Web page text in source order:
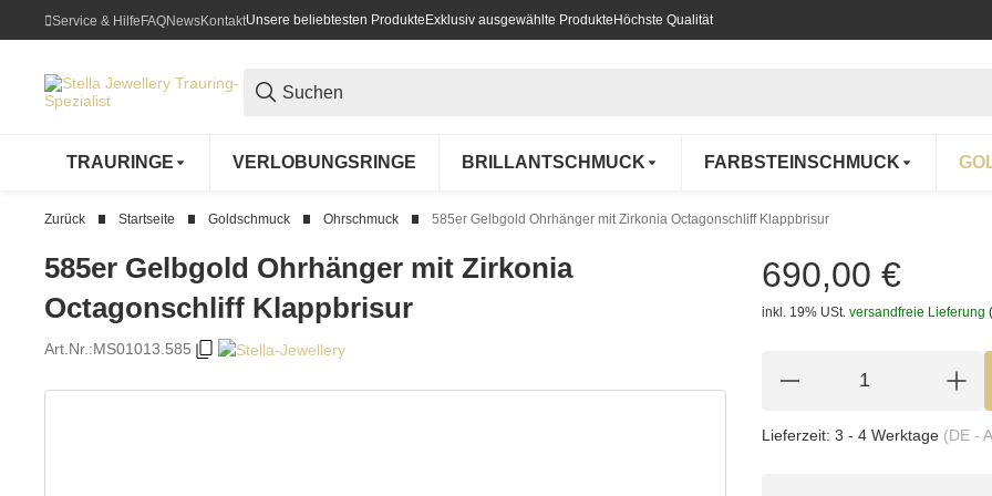
Service & HilfeFAQNewsKontaktUnsere beliebtesten Produkte Exklusiv ausgewählte Produkte Höchste Qualität
TRAURINGE VERLOBUNGSRINGE BRILLANTSCHMUCK FARBSTEINSCHMUCK
Zurück Startseite Goldschmuck Ohrschmuck 585er Gelbgold Ohrhänger mit Zirkonia Octagonschliff Klappbrisur
585er Gelbgold Ohrhänger mit Zirkonia
Octagonschliff Klappbrisur
Art.Nr.:MS01013.585
690,00 €
inkl. 19% USt. versandfreie Lieferung
Lieferzeit: 3 - 4 Werktage (DE -